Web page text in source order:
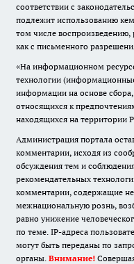
соответствии с
подлежит использованию
том числе воспроизведению,
как с письменного
«На информационном
технологии
информации на основе
относящихся к
находящихся на территории
Администрация портала
комментарии, исходя из
обсуждения тем и
рекомендательных
комментарии, содержащие
межнациональную рознь,
равно унижение
по теме. IP-адреса
могут быть переданы по
органы. Внимание!